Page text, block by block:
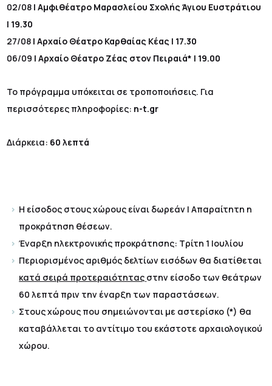
02/08 | Αμφιθέατρο Μαρασλείου Σχολής Άγιου Ευστράτιου
| 19.30
27/08 | Αρχαίο Θέατρο Καρθαίας Κέας | 17.30
06/09 | Αρχαίο Θέατρο Ζέας στον Πειραιά* | 19.00
Το πρόγραμμα υπόκειται σε τροποποιήσεις. Για
περισσότερες πληροφορίες: n-t.gr
Διάρκεια: 60 λεπτά
Η είσοδος στους χώρους είναι δωρεάν | Απαραίτητη η
προκράτηση θέσεων.
Έναρξη ηλεκτρονικής προκράτησης: Τρίτη 1 Ιουλίου
Περιορισμένος αριθμός δελτίων εισόδων θα διατίθεται
κατά σειρά προτεραιότητας στην είσοδο των θεάτρων
60 λεπτά πριν την έναρξη των παραστάσεων.
Στους χώρους που σημειώνονται με αστερίσκο (*) θα
καταβάλλεται το αντίτιμο του εκάστοτε αρχαιολογικού
χώρου.